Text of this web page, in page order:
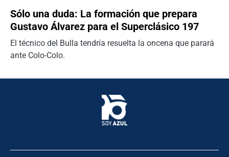
Sólo una duda: La formación que prepara
Gustavo Álvarez para el Superclásico 197
El técnico del Bulla tendría resuelta la oncena que parará
ante Colo-Colo.